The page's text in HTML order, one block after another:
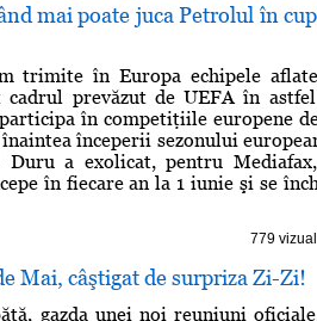
mai poate juca Petrolul în
trimite în Europa echipele
prevăzut de UEFA în
în competiţiile europene
începerii sezonului
Duru a exolicat, pentru
în fiecare an la 1 iunie şi se
779
Mai, câştigat de surpriza Zi-Zi!
gazda unei noi reuniuni